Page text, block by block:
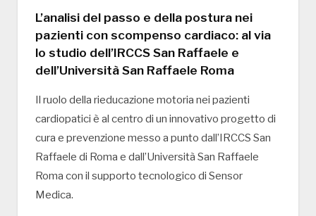
L’analisi del passo e della postura nei
pazienti con scompenso cardiaco: al via
lo studio dell’IRCCS San Raffaele e
dell’Università San Raffaele Roma
Il ruolo della rieducazione motoria nei pazienti
cardiopatici è al centro di un innovativo progetto di
cura e prevenzione messo a punto dall’IRCCS San
Raffaele di Roma e dall’Università San Raffaele
Roma con il supporto tecnologico di Sensor
Medica.